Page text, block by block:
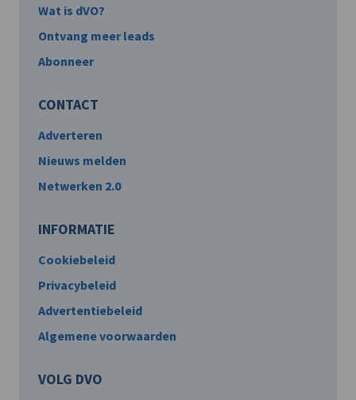
Wat is dVO?
Ontvang meer leads
Abonneer
CONTACT
Adverteren
Nieuws melden
Netwerken 2.0
INFORMATIE
Cookiebeleid
Privacybeleid
Advertentiebeleid
Algemene voorwaarden
VOLG DVO